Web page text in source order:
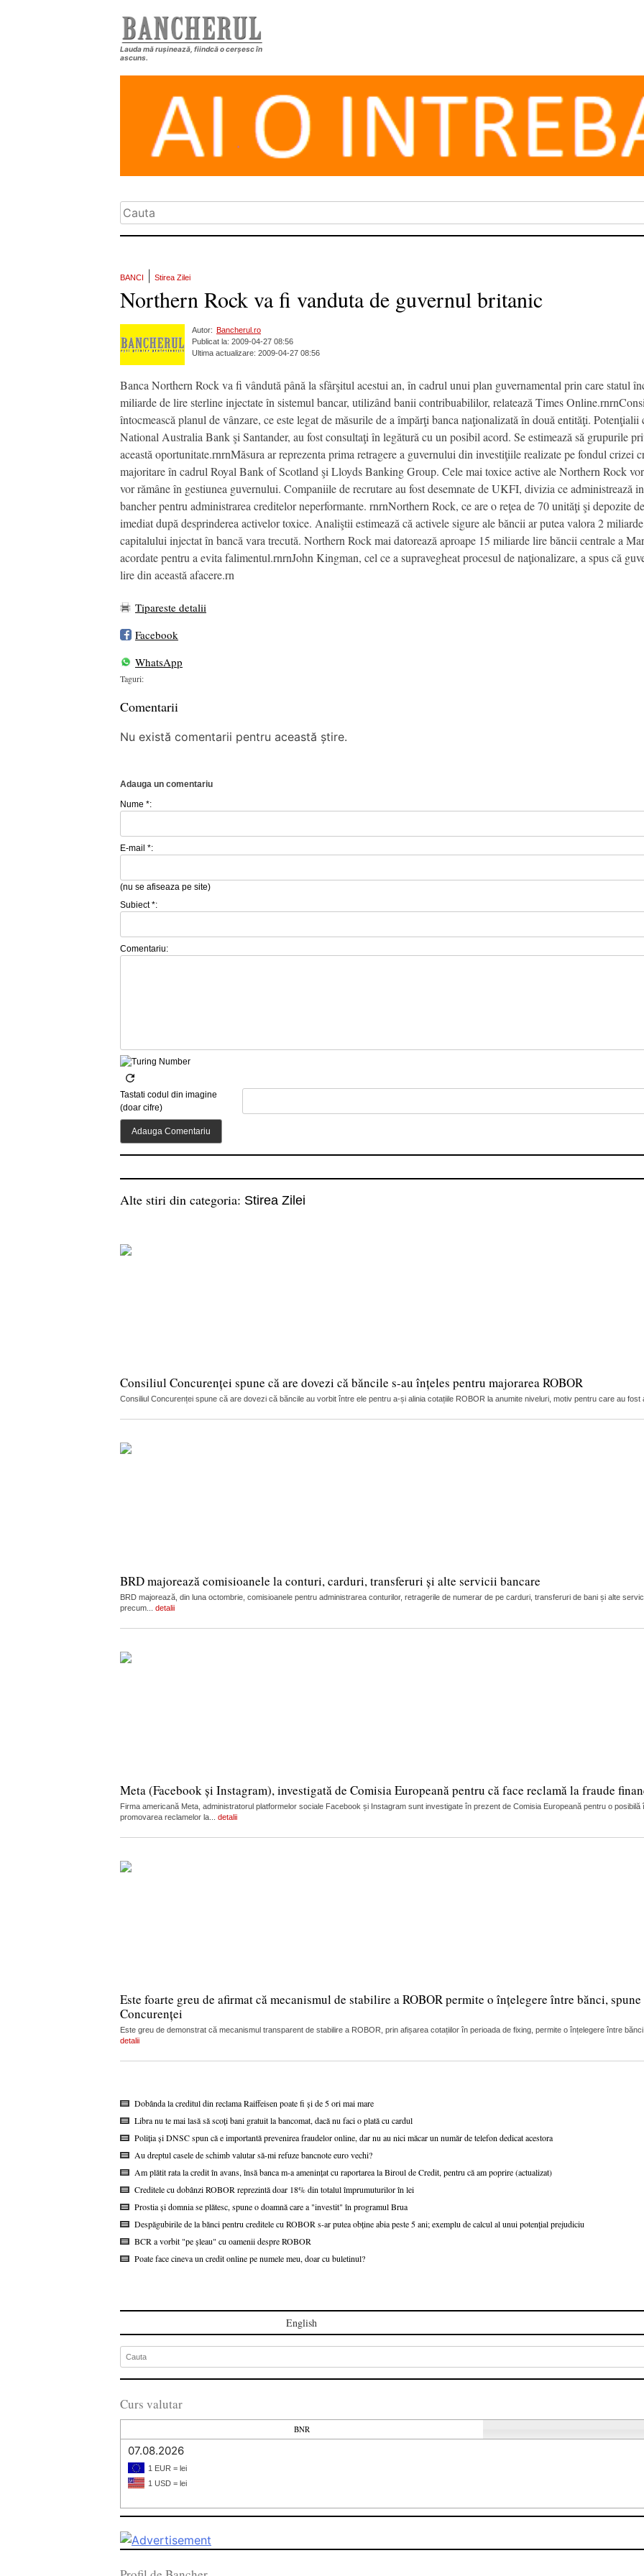
Lauda mă rușinează, fiindcă o cerșesc în
ascuns.
BANCI Stirea Zilei
Northern Rock va fi vanduta de guvernul britanic
Autor:
Bancherul.ro
Publicat la: 2009-04-27 08:56
Ultima actualizare: 2009-04-27 08:56
Banca Northern Rock va fi vândută până la sfârşitul acestui an, în cadrul unui plan guvernamental prin care statul
miliarde de lire sterline injectate în sistemul bancar, utilizând banii contribuabililor, relatează Times
întocmească planul de vânzare, ce este legat de măsurile de a împărţi banca naţionalizată în două entităţi.
National Australia Bank şi Santander, au fost consultaţi în legătură cu un posibil acord. Se estimează să grupurile
această oportunitate.rnrnMăsura ar reprezenta prima retragere a guvernului din investiţiile realizate pe fondul crizei
majoritare în cadrul Royal Bank of Scotland şi Lloyds Banking Group. Cele mai toxice active ale Northern Rock
vor rămâne în gestiunea guvernului. Companiile de recrutare au fost desemnate de UKFI, divizia ce administrează
bancher pentru administrarea creditelor neperformante. rnrnNorthern Rock, ce are o reţea de 70 unităţi şi depozite
imediat după desprinderea activelor toxice. Analiştii estimează că activele sigure ale băncii ar putea valora 2
capitalului injectat în bancă vara trecută. Northern Rock mai datorează aproape 15 miliarde lire băncii centrale a
acordate pentru a evita falimentul.rnrnJohn Kingman, cel ce a supravegheat procesul de naţionalizare, a spus că
lire din această afacere.rn
Tipareste detalii
Facebook
WhatsApp
Taguri:
Comentarii
Nu există comentarii pentru această știre.
Adauga un comentariu
Nume *:
E-mail *:
(nu se afiseaza pe site)
Subiect *:
Comentariu:
Tastati codul din imagine
(doar cifre)
Alte stiri din categoria: Stirea Zilei
Consiliul Concurenței spune că are dovezi că băncile s-au înțeles pentru majorarea ROBOR
Consiliul Concurenței spune că are dovezi că băncile au vorbit între ele pentru a-și alinia cotațiile ROBOR la anumite niveluri, motiv pentru care au fost
BRD majorează comisioanele la conturi, carduri, transferuri și alte servicii bancare
BRD majorează, din luna octombrie, comisioanele pentru administrarea conturilor, retragerile de numerar de pe carduri, transferuri de bani și alte
precum... detalii
Meta (Facebook și Instagram), investigată de Comisia Europeană pentru că face reclamă la fraude
Firma americană Meta, administratorul platformelor sociale Facebook și Instagram sunt investigate în prezent de Comisia Europeană pentru o
promovarea reclamelor la... detalii
Este foarte greu de afirmat că mecanismul de stabilire a ROBOR permite o înțelegere între bănci,
Concurenței
Este greu de demonstrat că mecanismul transparent de stabilire a ROBOR, prin afișarea cotațiilor în perioada de fixing, permite o înțelegere între
detalii
Dobânda la creditul din reclama Raiffeisen poate fi și de 5 ori mai mare
Libra nu te mai lasă să scoți bani gratuit la bancomat, dacă nu faci o plată cu cardul
Poliția și DNSC spun că e importantă prevenirea fraudelor online, dar nu au nici măcar un număr de telefon dedicat acestora
Au dreptul casele de schimb valutar să-mi refuze bancnote euro vechi?
Am plătit rata la credit în avans, însă banca m-a amenințat cu raportarea la Biroul de Credit, pentru că am poprire (actualizat)
Creditele cu dobânzi ROBOR reprezintă doar 18% din totalul împrumuturilor în lei
Prostia și domnia se plătesc, spune o doamnă care a "investit" în programul Brua
Despăgubirile de la bănci pentru creditele cu ROBOR s-ar putea obține abia peste 5 ani; exemplu de calcul al unui potențial prejudiciu
BCR a vorbit "pe șleau" cu oamenii despre ROBOR
Poate face cineva un credit online pe numele meu, doar cu buletinul?
English
Curs valutar
BNR
07.08.2026
1 EUR = lei
1 USD = lei